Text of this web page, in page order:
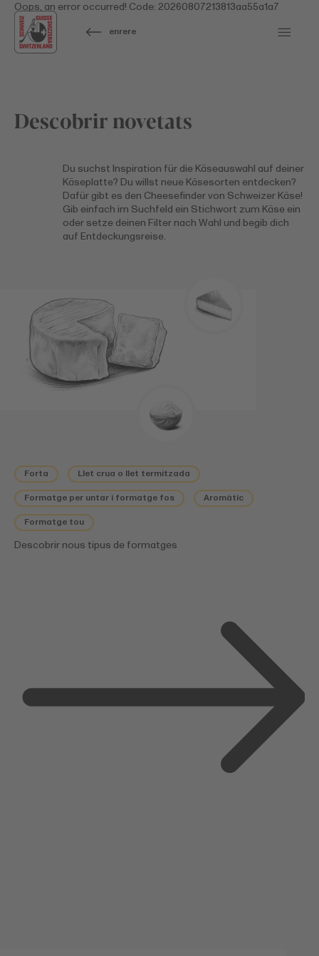
enrere
Oops, an error occurred! Code: 20260807213813aa55a1a7
Descobrir novetats
Du suchst Inspiration für die Käseauswahl auf deiner
Käseplatte? Du willst neue Käsesorten entdecken?
Dafür gibt es den Cheesefinder von Schweizer Käse!
Gib einfach im Suchfeld ein Stichwort zum Käse ein
oder setze deinen Filter nach Wahl und begib dich
auf Entdeckungsreise.
Forta
Llet crua o llet termitzada
Formatge per untar i formatge fos
Aromàtic
Formatge tou
Descobrir nous tipus de formatges